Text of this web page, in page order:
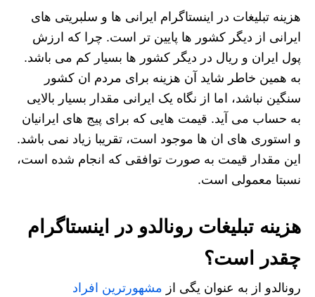
هزینه تبلیغات در اینستاگرام ایرانی ها و سلبریتی های
ایرانی از دیگر کشور ها پایین تر است. چرا که ارزش
پول ایران و ریال در دیگر کشور ها بسیار کم می باشد.
به همین خاطر شاید آن هزینه برای مردم ان کشور
سنگین نباشد، اما از نگاه یک ایرانی مقدار بسیار بالایی
به حساب می آید. قیمت هایی که برای پیج های ایرانیان
و استوری های ان ها موجود است، تقریبا زیاد نمی باشد.
این مقدار قیمت به صورت توافقی که انجام شده است،
نسبتا معمولی است.
هزینه تبلیغات رونالدو در اینستاگرام
چقدر است؟
رونالدو از به عنوان یگی از مشهورترین افراد